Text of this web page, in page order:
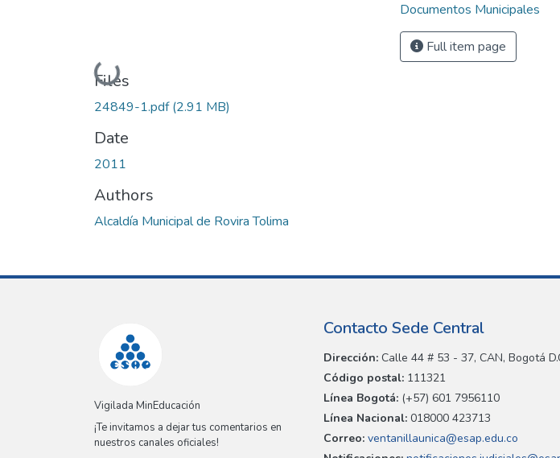
Loading...
Files
24849-1.pdf(2.91 MB)
Date
2011
Authors
Alcaldía Municipal de Rovira Tolima
Documentos Municipales
Full item page
Vigilada MinEducación
¡Te invitamos a dejar tus comentarios en
nuestros canales oficiales!
Contacto Sede Central
Dirección: Calle 44 # 53 - 37, CAN, Bogotá
Código postal: 111321
Línea Bogotá: (+57) 601 7956110
Línea Nacional: 018000 423713
Correo: ventanillaunica@esap.edu.co